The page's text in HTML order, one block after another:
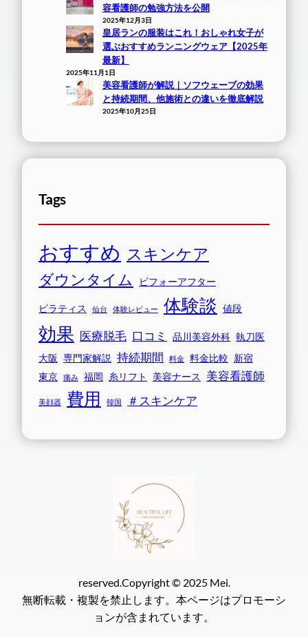
容看護師の勉強方法を公開
2025年12月3日
皇居ランの服装はこれ！おしゃれ女子が
選ぶおすすめランニングウェア【2025年
最新】
2025年11月1日
美容看護師が解説｜ソフウェーブの効果
と持続期間、他施術との違いを徹底解説
2025年10月25日
Tags
おすすめ スキンケア
ダウンタイム ビフォーアフター
ピラティス 仙台 体験レビュー 体験談 値段
効果 医療脱毛 口コミ 品川美容外科 執刀医
大阪 専門家解説 持続期間 料金 料金比較 新宿
東京
痛み 福岡 糸リフト 美容ナース 美容看護師
美顔器 費用 韓国 ＃スキンケア
reserved.Copyright © 2025 Mei.
無断転載・複製を禁止します。本ページはプロモーシ
ョンが含まれています。